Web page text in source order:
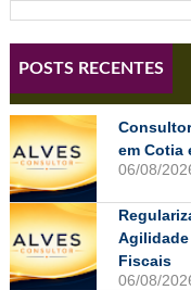
POSTS RECENTES
em Cotia
06/08/
Agilidade
Fiscais
06/08/